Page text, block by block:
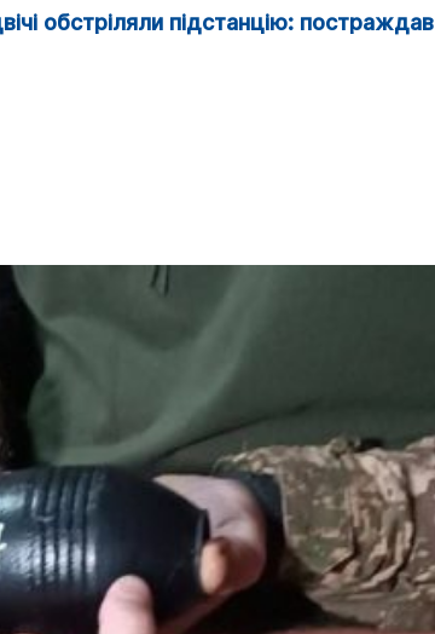
обстріляли підстанцію: постраждав